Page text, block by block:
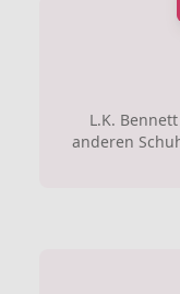
L.K.
anderen